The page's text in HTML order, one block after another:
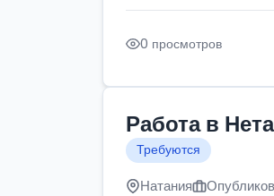
0 просмотров
Работа в
Требуются
Натания